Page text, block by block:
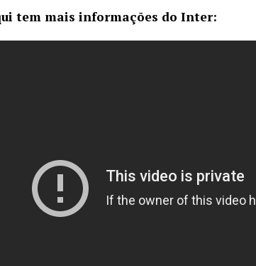
tem mais informações do Inter: